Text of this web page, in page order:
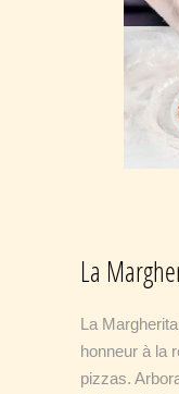
La
La
honneur à la
pizzas.